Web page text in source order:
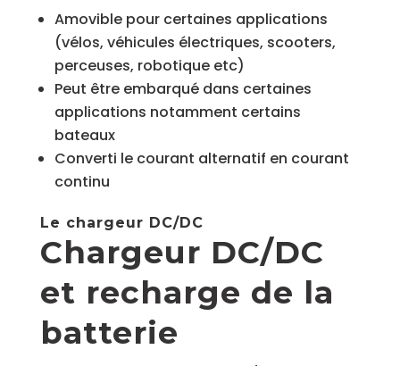
Amovible pour certaines applications
(vélos, véhicules électriques, scooters,
perceuses, robotique etc)
Peut être embarqué dans certaines
applications notamment certains
bateaux
Converti le courant alternatif en courant
continu
Le chargeur DC/DC
Chargeur DC/DC
et recharge de la
batterie